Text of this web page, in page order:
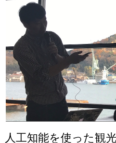
人工知能を使った観